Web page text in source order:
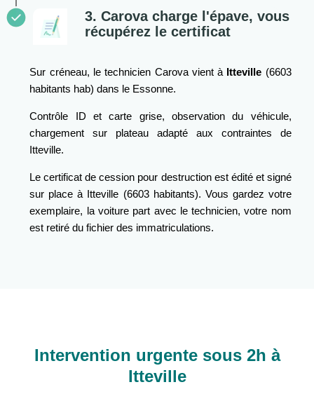
3. Carova charge l'épave, vous
récupérez le certificat
Sur créneau, le technicien Carova vient à Itteville (6603
habitants hab) dans le Essonne.
Contrôle ID et carte grise, observation du véhicule,
chargement sur plateau adapté aux contraintes de
Itteville.
Le certificat de cession pour destruction est édité et signé
sur place à Itteville (6603 habitants). Vous gardez votre
exemplaire, la voiture part avec le technicien, votre nom
est retiré du fichier des immatriculations.
Intervention urgente sous 2h à
Itteville